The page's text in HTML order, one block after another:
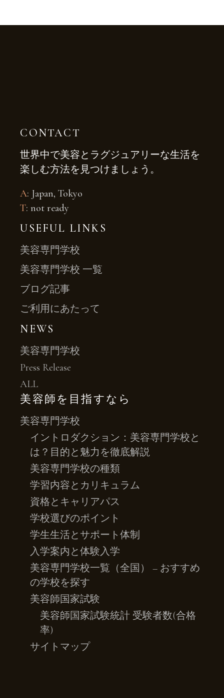
CONTACT
世界中で美容とラグジュアリーな生活を
楽しむ方法を見つけましょう。
A: Japan, Tokyo
T: not ready
USEFUL LINKS
美容専門学校
美容専門学校 一覧
ブログ記事
ご利用にあたって
NEWS
美容専門学校
Press Release
ALL
美容師を目指すなら
美容専門学校
イントロダクション：美容専門学校と
は？目的と魅力を徹底解説
美容専門学校の種類
学習内容とカリキュラム
資格とキャリアパス
学校選びのポイント
学生生活とサポート体制
入学案内と体験入学
美容専門学校一覧（全国） – おすすめ
の学校を探す
美容師国家試験
美容師国家試験統計 受験者数(合格
率)
サイトマップ